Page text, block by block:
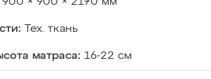
Тех. ткань
матраса: 16-22 см